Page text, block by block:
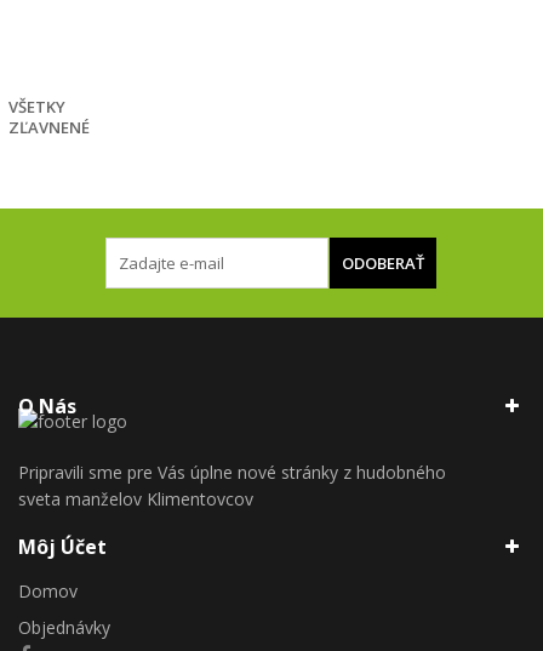
VŠETKY
ZĽAVNENÉ
O Nás
Pripravili sme pre Vás úplne nové stránky z hudobného
sveta manželov Klimentovcov
Môj Účet
Domov
Objednávky
ODOBERAŤ